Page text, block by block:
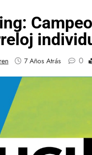
7 Años Atrás 0